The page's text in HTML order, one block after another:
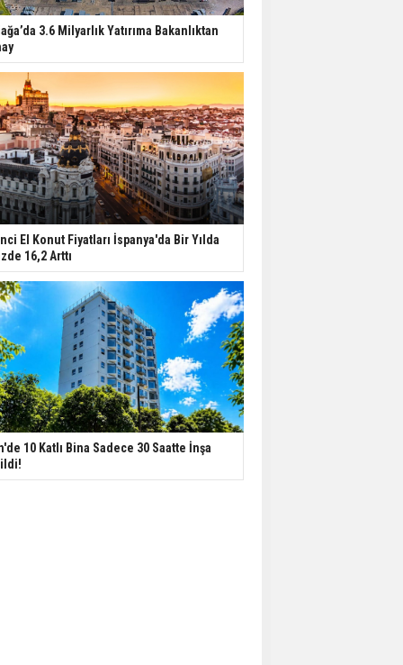
3.6 Milyarlık Yatırıma Bakanlıktan
El Konut Fiyatları İspanya'da Bir Yılda
16,2 Arttı
10 Katlı Bina Sadece 30 Saatte İnşa